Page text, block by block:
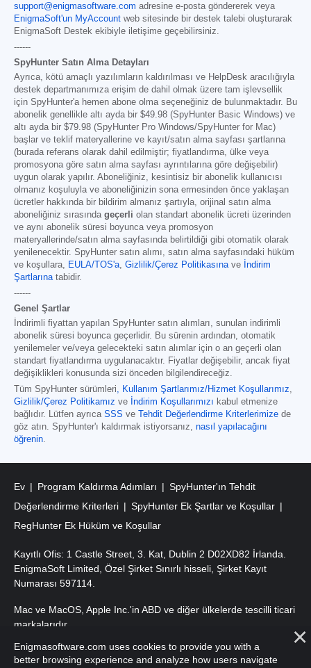
support@enigmasoftware.com adresine e-posta göndererek veya
EnigmaSoft'un MyAccount web sitesinde bir destek talebi oluşturarak
EnigmaSoft Destek ekibiyle iletişime geçebilirsiniz.
------
SpyHunter Satın Alma Detayları
Ayrıca, kötü amaçlı yazılımların kaldırılması ve HelpDesk aracılığıyla
destek departmanımıza erişim de dahil olmak üzere tam işlevsellik
için SpyHunter'a hemen abone olma seçeneğiniz de bulunmaktadır. Bu
abonelik genellikle altı ayda bir $49.98 (SpyHunter Basic Windows) ve
altı ayda bir $79.98 (SpyHunter Pro Windows/SpyHunter for Mac)
başlar ve teklif materyallerine ve kayıt/satın alma sayfası şartlarına
(burada referans olarak dahil edilmiştir; fiyatlandırma, ülke veya
promosyona göre satın alma sayfası ayrıntılarına göre değişebilir)
uygun olarak yapılır. Aboneliğiniz, kesintisiz bir abonelik kullanıcısı
olmanız koşuluyla ve aboneliğinizin sona ermesinden önce yaklaşan
ücretler hakkında bir bildirim almanız şartıyla, orijinal satın alma
aboneliğiniz sırasında geçerli olan standart abonelik ücreti üzerinden
ve aynı abonelik süresi boyunca veya promosyon
materyallerinde/satın alma sayfasında belirtildiği gibi otomatik olarak
yenilenecektir. SpyHunter satın alımı, satın alma sayfasındaki hüküm
ve koşullara, EULA/TOS'a, Gizlilik/Çerez Politikasınave İndirim
Şartlarınatabidir.
------
Genel Şartlar
İndirimli fiyattan yapılan SpyHunter satın alımları, sunulan indirimli
abonelik süresi boyunca geçerlidir. Bu sürenin ardından, otomatik
yenilemeler ve/veya gelecekteki satın alımlar için o an geçerli olan
standart fiyatlandırma uygulanacaktır. Fiyatlar değişebilir, ancak fiyat
değişiklikleri konusunda sizi önceden bilgilendireceğiz.
Tüm SpyHunter sürümleri, Kullanım Şartlarımız/Hizmet Koşullarımız,
Gizlilik/Çerez Politikamız ve İndirim Koşullarımızı kabul etmenize
bağlıdır. Lütfen ayrıca SSS ve Tehdit Değerlendirme Kriterlerimize de
göz atın. SpyHunter'ı kaldırmak istiyorsanız, nasıl yapılacağını
öğrenin.
Ev Program Kaldırma Adımları
SpyHunter'ın Tehdit
Değerlendirme Kriterleri
SpyHunter Ek Şartlar ve Koşullar
RegHunter Ek Hüküm ve Koşullar
Kayıtlı Ofis: 1 Castle Street, 3. Kat, Dublin 2 D02XD82 İrlanda.
EnigmaSoft Limited, Özel Şirket Sınırlı hisseli, Şirket Kayıt
Numarası 597114.
Mac ve MacOS, Apple Inc.'in ABD ve diğer ülkelerde tescilli ticari
markalarıdır.
Telif Hakkı 2016-2026 . EnigmaSoft Ltd. Tüm Hakları Saklıdır.
Enigmasoftware.com uses cookies to provide you with a
better browsing experience and analyze how users navigate